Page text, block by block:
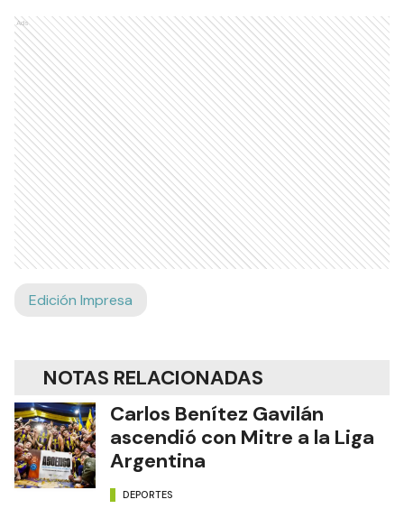
Ads
Edición Impresa
NOTAS RELACIONADAS
Carlos Benítez Gavilán
ascendió con Mitre a la Liga
Argentina
DEPORTES